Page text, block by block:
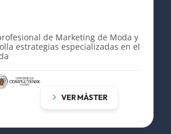
de Marketing de Moda y
estrategias especializadas en el
VER MÁSTER